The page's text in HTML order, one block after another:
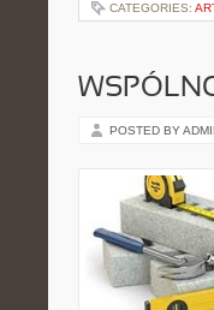
CATEGORIES:
POSTED BY